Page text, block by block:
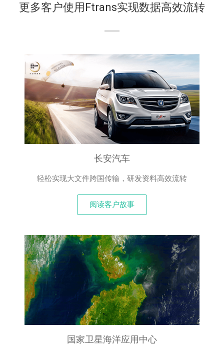
更多客户使用Ftrans实现数据高效流转
长安汽车
轻松实现大文件跨国传输，研发资料高效流转
阅读客户故事
国家卫星海洋应用中心